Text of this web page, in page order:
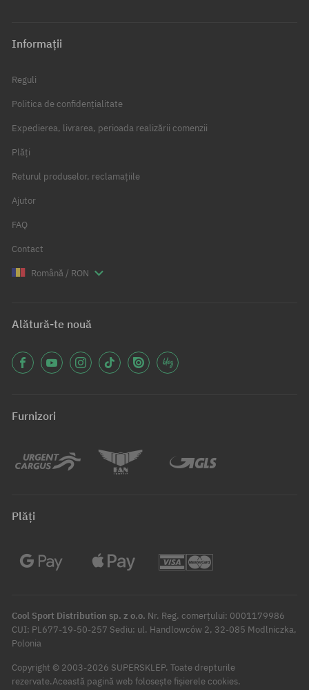
Informații
Reguli
Politica de confidențialitate
Expedierea, livrarea, perioada realizării comenzii
Plăți
Returul produselor, reclamațiile
Ajutor
FAQ
Contact
Română / RON
Alătură-te nouă
Furnizori
Plăți
Cool Sport Distribution sp. z o.o. Nr. Reg. comerțului: 0001179986
CUI: PL677-19-50-257 Sediu: ul. Handlowców 2, 32-085 Modlniczka,
Polonia
Copyright © 2003-2026 SUPERSKLEP. Toate drepturile
rezervate.Această pagină web folosește fișierele cookies.